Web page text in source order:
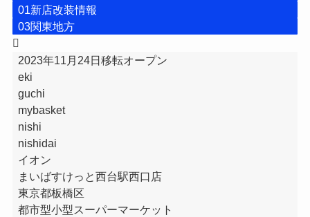
01新店改装情報
03関東地方
2023年11月24日移転オープン
eki
guchi
mybasket
nishi
nishidai
イオン
まいばすけっと西台駅西口店
東京都板橋区
都市型小型スーパーマーケット